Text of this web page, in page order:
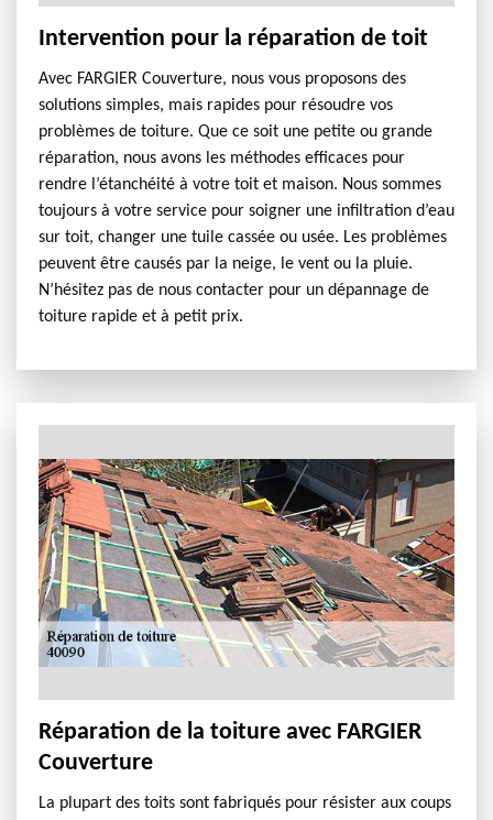
Intervention pour la réparation de toit
Avec FARGIER Couverture, nous vous proposons des
solutions simples, mais rapides pour résoudre vos
problèmes de toiture. Que ce soit une petite ou grande
réparation, nous avons les méthodes efficaces pour
rendre l’étanchéité à votre toit et maison. Nous sommes
toujours à votre service pour soigner une infiltration d’eau
sur toit, changer une tuile cassée ou usée. Les problèmes
peuvent être causés par la neige, le vent ou la pluie.
N’hésitez pas de nous contacter pour un dépannage de
toiture rapide et à petit prix.
Réparation de la toiture avec FARGIER
Couverture
La plupart des toits sont fabriqués pour résister aux coups